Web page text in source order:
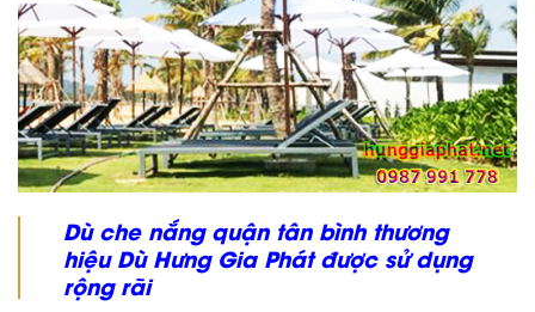
Dù che nắng quận tân bình thương
hiệu Dù Hưng Gia Phát được sử dụng
rộng rãi